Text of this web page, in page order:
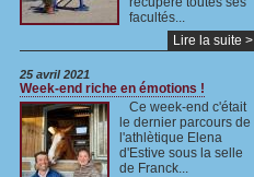
facultés...
Lire la suite >
25 avril 2021
Week-end riche en émotions !
Ce week-end c'était
le dernier parcours de
l'athlètique Elena
d'Estive sous la selle
de Franck...